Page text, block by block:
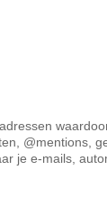
@mentions,
je e-mails,